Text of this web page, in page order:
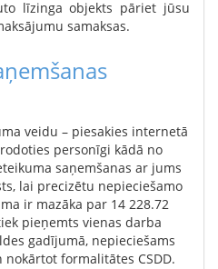
līzinga objekts pāriet jūsu
samaksas.
veidu – piesakies internetā
personīgi kādā no
saņemšanas ar jums
lai precizētu nepieciešamo
ir mazāka par 14 228.72
pieņemts vienas darba
gadījumā, nepieciešams
formalitātes CSDD.